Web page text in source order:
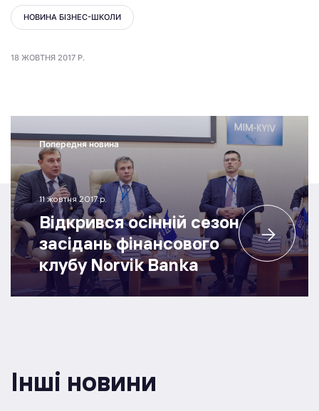
НОВИНА БІЗНЕС-ШКОЛИ
18 ЖОВТНЯ 2017 Р.
Попередня новина
11 жовтня 2017 р.
Відкрився осінній сезон
засідань фінансового
клубу Norvik Banka
Інші новини